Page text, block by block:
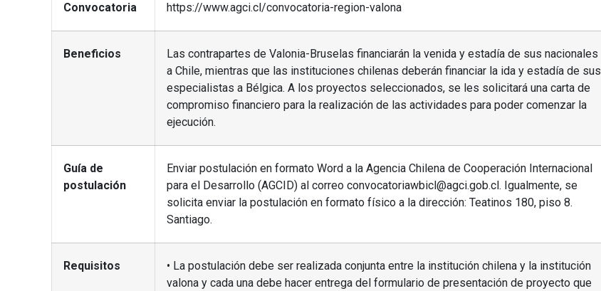
Convocatoria https://www.agci.cl/convocatoria-region-valona
Beneficios
Las contrapartes de Valonia-Bruselas financiarán la venida y estadía de sus nacionales
a Chile, mientras que las instituciones chilenas deberán financiar la ida y estadía de sus
especialistas a Bélgica. A los proyectos seleccionados, se les solicitará una carta de
compromiso financiero para la realización de las actividades para poder comenzar la
ejecución.
Guía de
postulación
Enviar postulación en formato Word a la Agencia Chilena de Cooperación Internacional
para el Desarrollo (AGCID) al correo convocatoriawbicl@agci.gob.cl. Igualmente, se
solicita enviar la postulación en formato físico a la dirección: Teatinos 180, piso 8.
Santiago.
Requisitos
• La postulación debe ser realizada conjunta entre la institución chilena y la institución
valona y cada una debe hacer entrega del formulario de presentación de proyecto que